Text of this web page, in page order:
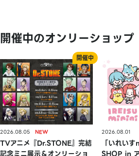
開催中のオンリーショップ
2026.08.05
TVアニメ『Dr.STONE』完結
記念ミニ展示＆オンリーショ
2026.08.01
「いれい
SHOP in